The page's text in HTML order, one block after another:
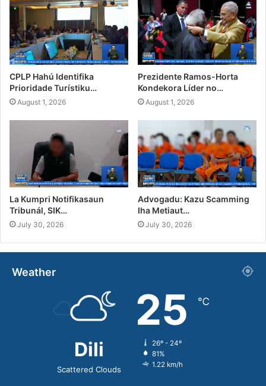
CPLP Hahú Identifika
Prioridade Turístiku…
August 1, 2026
Prezidente Ramos-Horta
Kondekora Líder no…
August 1, 2026
La Kumpri Notifikasaun
Tribunál, SIK…
July 30, 2026
Advogadu: Kazu Scamming
Iha Metiaut…
July 30, 2026
Weather
Dili
Scattered Clouds
25 ℃
26º - 24º
81%
1.22 km/h